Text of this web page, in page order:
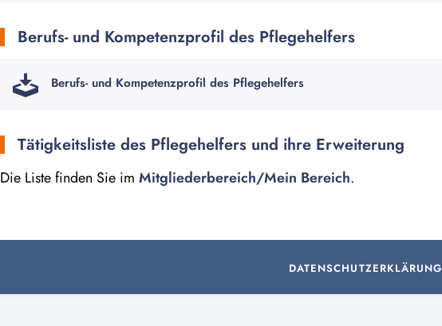
Berufs- und Kompetenzprofil des Pflegehelfers
Berufs- und Kompetenzprofil des Pflegehelfers
Tätigkeitsliste des Pflegehelfers und ihre Erweiterung
Die Liste finden Sie im Mitgliederbereich/Mein Bereich.
DATENSCHUTZERKLÄRUNG